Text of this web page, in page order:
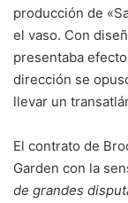
producción de
el vaso. Con
presentaba
dirección se
llevar un
El contrato de
Garden con la
de grandes